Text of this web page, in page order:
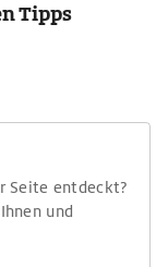
Tipps
Seite entdeckt?
und